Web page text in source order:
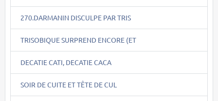
270.DARMANIN DISCULPE PAR TRIS
TRISOBIQUE SURPREND ENCORE (ET
DECATIE CATI, DECATIE CACA
SOIR DE CUITE ET TÊTE DE CUL